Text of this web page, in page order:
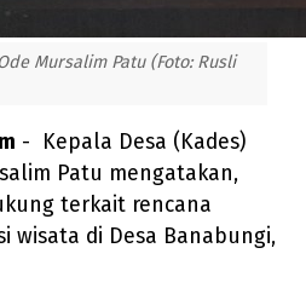
Mursalim Patu (Foto: Rusli
- Kepala Desa (Kades)
Patu mengatakan,
terkait rencana
wisata di Desa Banabungi,